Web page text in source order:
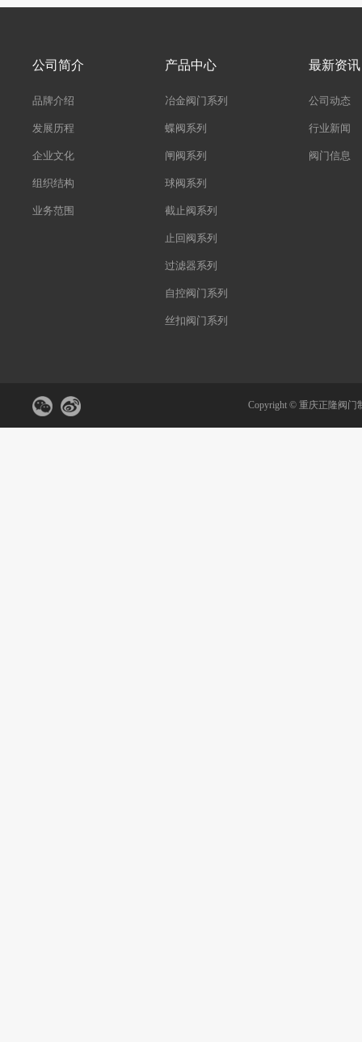
公司简介
品牌介绍
发展历程
企业文化
组织结构
业务范围
产品中心
冶金阀门系列
蝶阀系列
闸阀系列
球阀系列
截止阀系列
止回阀系列
过滤器系列
自控阀门系列
丝扣阀门系列
最新资讯
公司动态
行业新闻
阀门信息
Copyright © 重庆正隆阀门